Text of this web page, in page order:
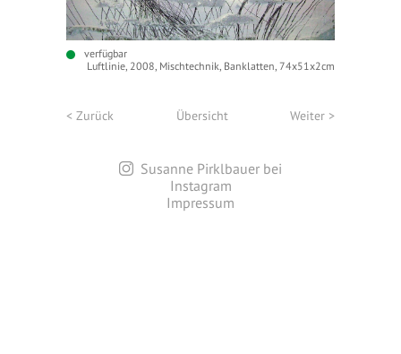
verfügbar
Luftlinie, 2008, Mischtechnik, Banklatten, 74x51x2cm
< Zurück Übersicht Weiter >
Susanne Pirklbauer bei
Instagram
Impressum